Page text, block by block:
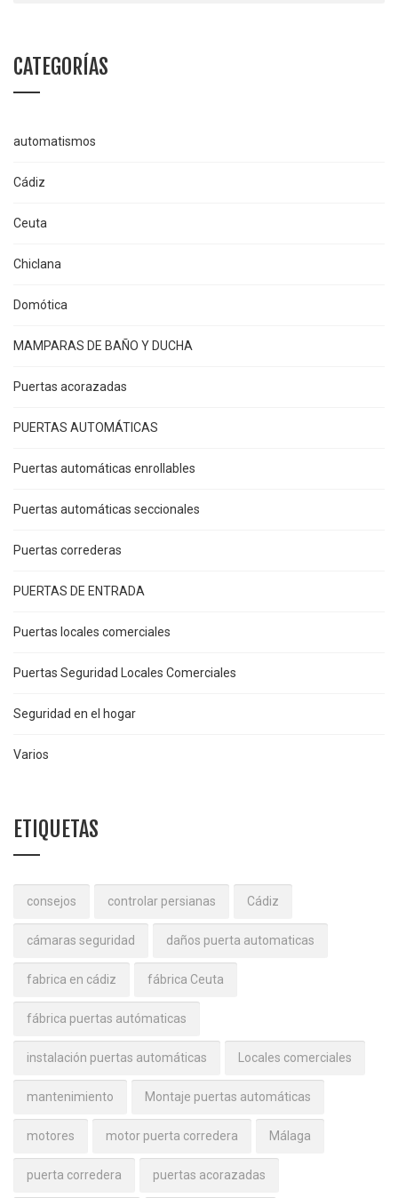
CATEGORÍAS
automatismos
Cádiz
Ceuta
Chiclana
Domótica
MAMPARAS DE BAÑO Y DUCHA
Puertas acorazadas
PUERTAS AUTOMÁTICAS
Puertas automáticas enrollables
Puertas automáticas seccionales
Puertas correderas
PUERTAS DE ENTRADA
Puertas locales comerciales
Puertas Seguridad Locales Comerciales
Seguridad en el hogar
Varios
ETIQUETAS
consejos controlar persianas Cádiz
cámaras seguridad daños puerta automaticas
fabrica en cádiz fábrica Ceuta
fábrica puertas autómaticas
instalación puertas automáticas Locales comerciales
mantenimiento Montaje puertas automáticas
motores motor puerta corredera Málaga
puerta corredera puertas acorazadas